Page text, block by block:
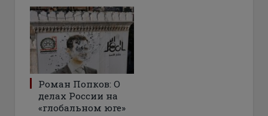
Роман Попков: О
делах России на
«глобальном юге»